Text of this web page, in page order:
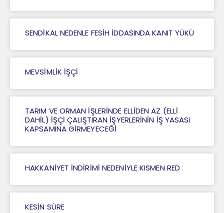
SENDİKAL NEDENLE FESİH İDDASINDA KANIT YÜKÜ
MEVSİMLİK İŞÇİ
TARIM VE ORMAN İŞLERİNDE ELLİDEN AZ (ELLİ
DAHİL) İŞÇİ ÇALIŞTIRAN İŞYERLERİNİN İŞ YASASI
KAPSAMINA GİRMEYECEĞİ
HAKKANİYET İNDİRİMİ NEDENİYLE KISMEN RED
KESİN SÜRE